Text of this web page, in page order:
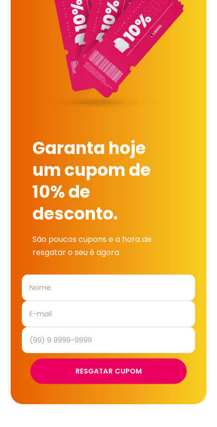
Garanta hoje
um cupom de
10% de
desconto.
São poucos cupons e a hora de
resgatar o seu é agora.
RESGATAR CUPOM